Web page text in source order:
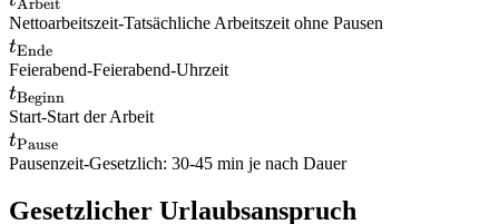
Arbeit
Nettoarbeitszeit-Tatsächliche Arbeitszeit ohne Pausen
t_{\text{Ende}}
tEnde
Feierabend-Feierabend-Uhrzeit
t_{\text{Beginn}}
tBeginn
Start-Start der Arbeit
t_{\text{Pause}}
tPause
Pausenzeit-Gesetzlich: 30-45 min je nach Dauer
Gesetzlicher Urlaubsanspruch